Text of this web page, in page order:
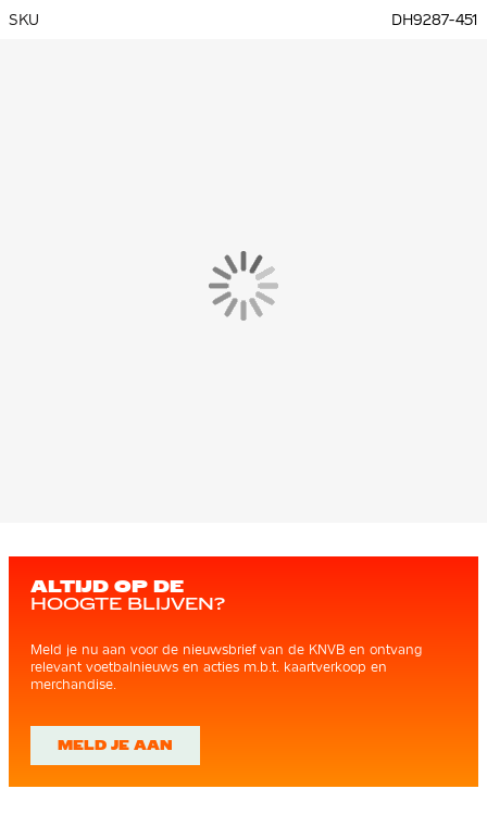
SKU DH9287-451
ALTIJD OP DE
HOOGTE BLIJVEN?
Meld je nu aan voor de nieuwsbrief van de KNVB en ontvang
relevant voetbalnieuws en acties m.b.t. kaartverkoop en
merchandise.
MELD JE AAN